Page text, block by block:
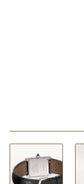
ROLEX
LUXURY DEALS
HOCHZEIT